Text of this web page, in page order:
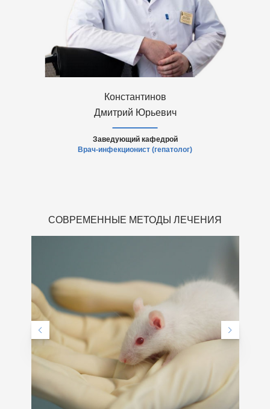
Константинов
Дмитрий Юрьевич
Заведующий кафедрой
Врач-инфекционист (гепатолог)
СОВРЕМЕННЫЕ МЕТОДЫ ЛЕЧЕНИЯ